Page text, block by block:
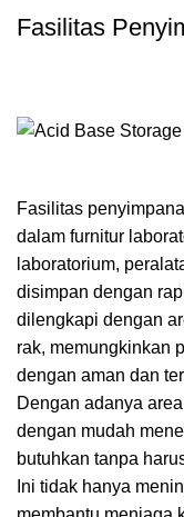
Fasilitas
Fasilitas
dalam furnitur
laboratorium,
disimpan dengan
dilengkapi dengan
rak, memungkinkan
dengan aman dan
Dengan adanya
dengan mudah
butuhkan tanpa
Ini tidak hanya